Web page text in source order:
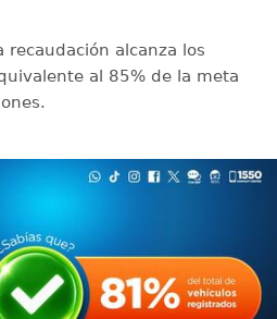
alcanza los
al 85% de la meta